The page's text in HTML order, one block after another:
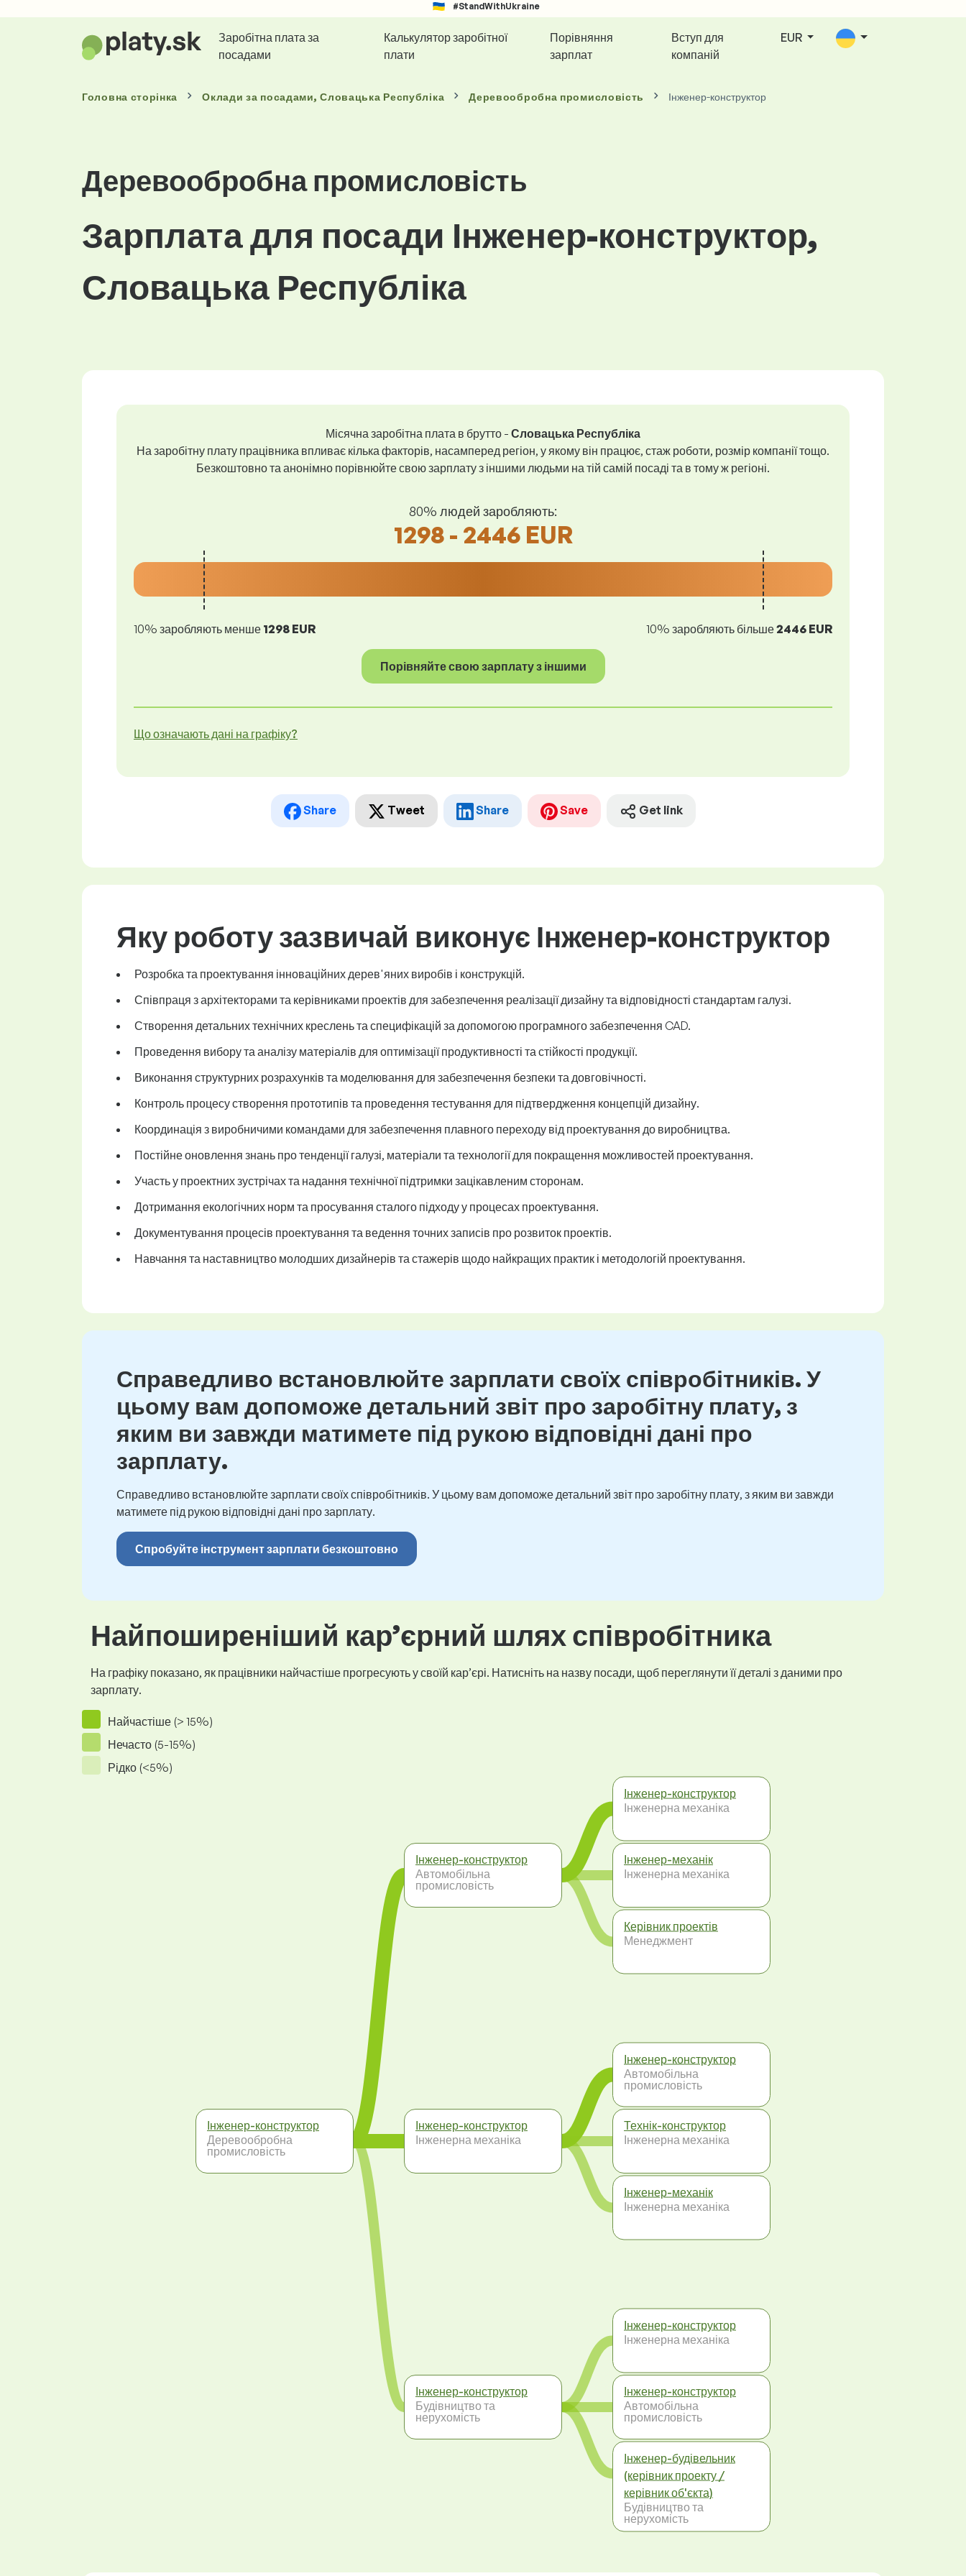
#StandWithUkraine
Заробітна плата за
посадами
Калькулятор заробітної
плати
Порівняння
зарплат
Вступ для
компаній
EUR
Головна сторінка Окладиза посадами, Словацька Республіка Деревообробна промисловість Інженер-конструктор
Деревообробна промисловість
Зарплата для посади Інженер-конструктор,
Словацька Республіка
Місячна заробітна плата в брутто - Словацька Республіка
На заробітну плату працівника впливає кілька факторів, насамперед регіон, у якому він працює, стаж роботи, розмір компанії тощо.
Безкоштовно та анонімно порівнюйте свою зарплату з іншими людьми на тій самій посаді та в тому ж регіоні.
80% людей заробляють:
1298 - 2446 EUR
10% заробляють менше 1298 EUR 10% заробляють більше2446 EUR
Порівняйте свою зарплату з іншими
Що означають дані на графіку?
Share Tweet Share Save Get link
Яку роботу зазвичай виконує Інженер-конструктор
Розробка та проектування інноваційних дерев'яних виробів і конструкцій.
Співпраця з архітекторами та керівниками проектів для забезпечення реалізації дизайну та відповідності стандартам галузі.
Створення детальних технічних креслень та специфікацій за допомогою програмного забезпечення CAD.
Проведення вибору та аналізу матеріалів для оптимізації продуктивності та стійкості продукції.
Виконання структурних розрахунків та моделювання для забезпечення безпеки та довговічності.
Контроль процесу створення прототипів та проведення тестування для підтвердження концепцій дизайну.
Координація з виробничими командами для забезпечення плавного переходу від проектування до виробництва.
Постійне оновлення знань про тенденції галузі, матеріали та технології для покращення можливостей проектування.
Участь у проектних зустрічах та надання технічної підтримки зацікавленим сторонам.
Дотримання екологічних норм та просування сталого підходу у процесах проектування.
Документування процесів проектування та ведення точних записів про розвиток проектів.
Навчання та наставництво молодших дизайнерів та стажерів щодо найкращих практик і методологій проектування.
Справедливо встановлюйте зарплати своїх співробітників. У
цьому вам допоможе детальний звіт про заробітну плату, з
яким ви завжди матимете під рукою відповідні дані про
зарплату.
Справедливо встановлюйте зарплати своїх співробітників. У цьому вам допоможе детальний звіт про заробітну плату, з яким ви завжди
матимете під рукою відповідні дані про зарплату.
Спробуйте інструмент зарплати безкоштовно
Найпоширеніший кар’єрний шлях співробітника
На графіку показано, як працівники найчастіше прогресують у своїй кар’єрі. Натисніть на назву посади, щоб переглянути її деталі з даними про
зарплату.
Найчастіше (> 15%)
Нечасто (5-15%)
Рідко (<5%)
Інженер-конструктор
Деревообробна
промисловість
Інженер-конструктор
Автомобільна
промисловість
Інженер-конструктор
Інженерна механіка
Інженер-конструктор
Будівництво та
нерухомість
Інженер-конструктор
Інженерна механіка
Інженер-механік
Інженерна механіка
Керівник проектів
Менеджмент
Інженер-конструктор
Автомобільна
промисловість
Технік-конструктор
Інженерна механіка
Інженер-механік
Інженерна механіка
Інженер-конструктор
Інженерна механіка
Інженер-конструктор
Автомобільна
промисловість
Інженер-будівельник
(керівник проекту /
керівник об'єкта)
Будівництво та
нерухомість